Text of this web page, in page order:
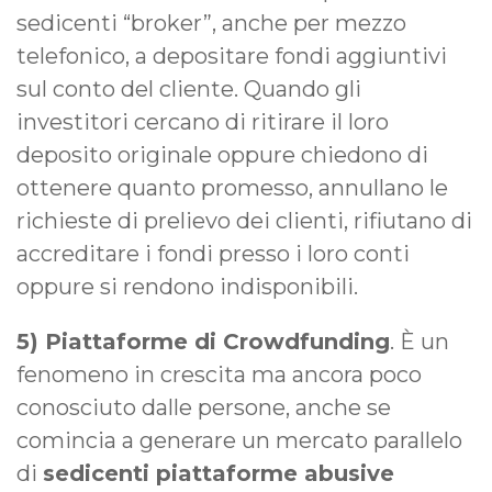
sedicenti “broker”, anche per mezzo
telefonico, a depositare fondi aggiuntivi
sul conto del cliente. Quando gli
investitori cercano di ritirare il loro
deposito originale oppure chiedono di
ottenere quanto promesso, annullano le
richieste di prelievo dei clienti, rifiutano di
accreditare i fondi presso i loro conti
oppure si rendono indisponibili.
5) Piattaforme di Crowdfunding. È un
fenomeno in crescita ma ancora poco
conosciuto dalle persone, anche se
comincia a generare un mercato parallelo
di sedicenti piattaforme abusive